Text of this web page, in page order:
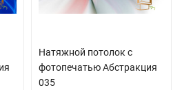
Натяжной потолок с
фотопечатью Абстракция
035